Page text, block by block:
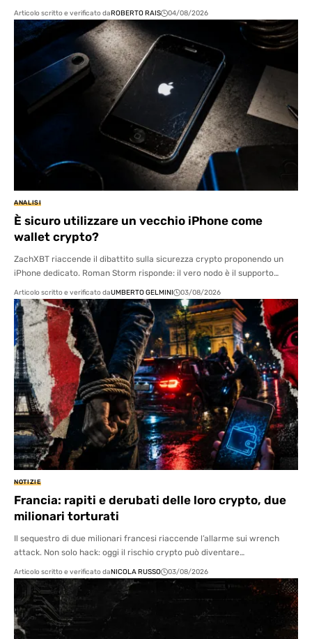
Articolo scritto e verificato daROBERTO RAIS 04/08/2026
ANALISI
È sicuro utilizzare un vecchio iPhone come
wallet crypto?
ZachXBT riaccende il dibattito sulla sicurezza crypto proponendo un
iPhone dedicato. Roman Storm risponde: il vero nodo è il supporto…
Articolo scritto e verificato daUMBERTO GELMINI 03/08/2026
NOTIZIE
Francia: rapiti e derubati delle loro crypto, due
milionari torturati
Il sequestro di due milionari francesi riaccende l’allarme sui wrench
attack. Non solo hack: oggi il rischio crypto può diventare…
Articolo scritto e verificato daNICOLA RUSSO 03/08/2026